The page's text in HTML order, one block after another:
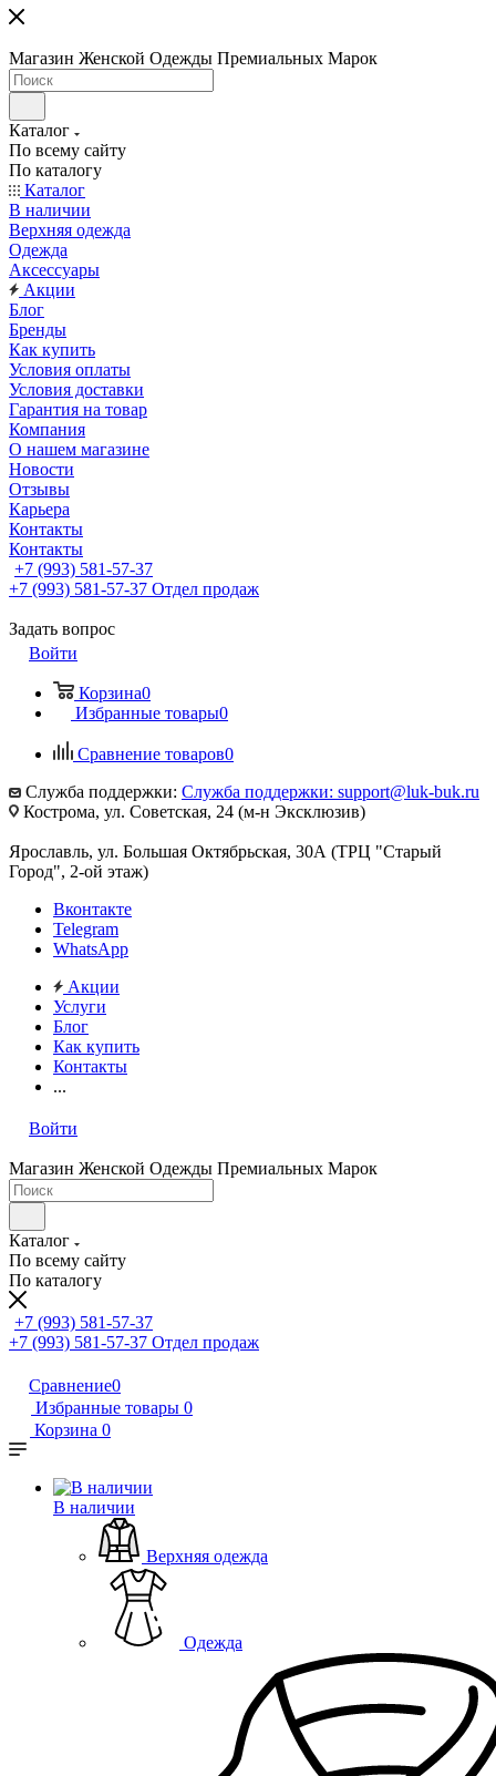
Магазин Женской Одежды Премиальных Марок
Каталог
По всему сайту
По каталогу
Каталог
В наличии
Верхняя одежда
Одежда
Аксессуары
Акции
Блог
Бренды
Как купить
Условия оплаты
Условия доставки
Гарантия на товар
Компания
О нашем магазине
Новости
Отзывы
Карьера
Контакты
Контакты
+7 (993) 581-57-37
+7 (993) 581-57-37 Отдел продаж
Задать вопрос
Войти
Корзина0
Избранные товары0
Сравнение товаров0
Служба поддержки: Служба поддержки: support@luk-buk.ru
Кострома, ул. Советская, 24 (м-н Эксклюзив)
Ярославль, ул. Большая Октябрьская, 30А (ТРЦ "Старый
Город", 2-ой этаж)
Вконтакте
Telegram
WhatsApp
Акции
Услуги
Блог
Как купить
Контакты
...
Войти
Магазин Женской Одежды Премиальных Марок
Каталог
По всему сайту
По каталогу
+7 (993) 581-57-37
+7 (993) 581-57-37 Отдел продаж
Сравнение0
Избранные товары 0
Корзина 0
В наличии
Верхняя одежда
Одежда